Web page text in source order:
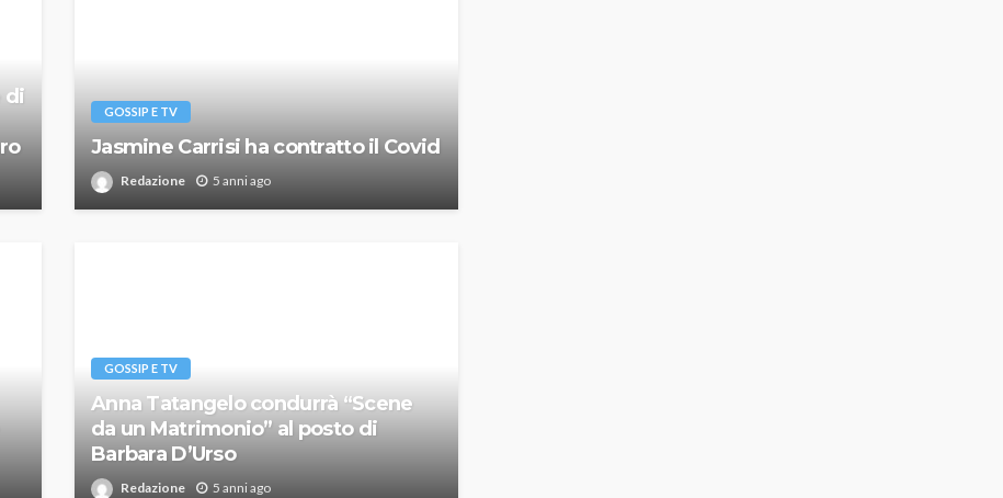
di
GOSSIP E TV
Jasmine Carrisi ha contratto il Covid
Redazione 5 anni ago
GOSSIP E TV
Anna Tatangelo condurrà “Scene
da un Matrimonio” al posto di
Barbara D’Urso
Redazione 5 anni ago